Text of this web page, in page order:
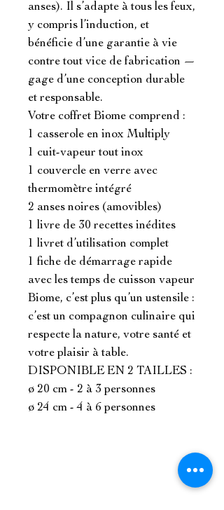
anses). Il s’adapte à tous les feux,
y compris l’induction, et
bénéficie d’une garantie à vie
contre tout vice de fabrication —
gage d’une conception durable
et responsable.
Votre coffret Biome comprend :
1 casserole en inox Multiply
1 cuit-vapeur tout inox
1 couvercle en verre avec
thermomètre intégré
2 anses noires (amovibles)
1 livre de 30 recettes inédites
1 livret d’utilisation complet
1 fiche de démarrage rapide
avec les temps de cuisson vapeur
Biome, c’est plus qu’un ustensile :
c’est un compagnon culinaire qui
respecte la nature, votre santé et
votre plaisir à table.
DISPONIBLE EN 2 TAILLES :
ø 20 cm - 2 à 3 personnes
ø 24 cm - 4 à 6 personnes